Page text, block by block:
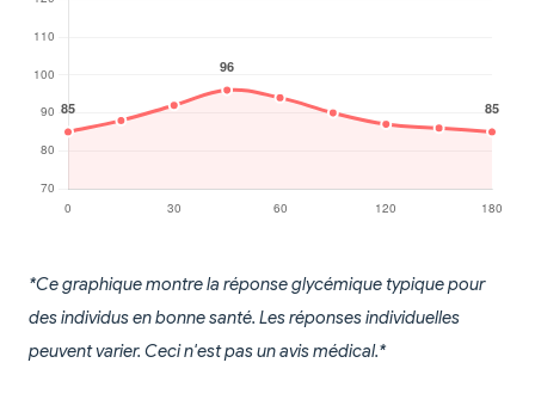
*Ce graphique montre la réponse glycémique typique pour
des individus en bonne santé. Les réponses individuelles
peuvent varier. Ceci n'est pas un avis médical.*